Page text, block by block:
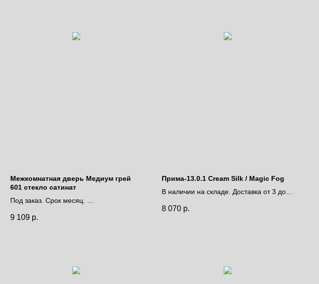
Межкомнатная дверь Медиум грей
601 стекло сатинат
Под заказ. Срок месяц.
9 109 р.
Прима-13.0.1 Cream Silk / Magic Fog
В наличии на складе. Доставка от 3 до 9
Цена за полотно
8 070 р.